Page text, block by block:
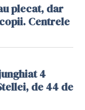
plecat, dar
Centrele
4
de 44 de